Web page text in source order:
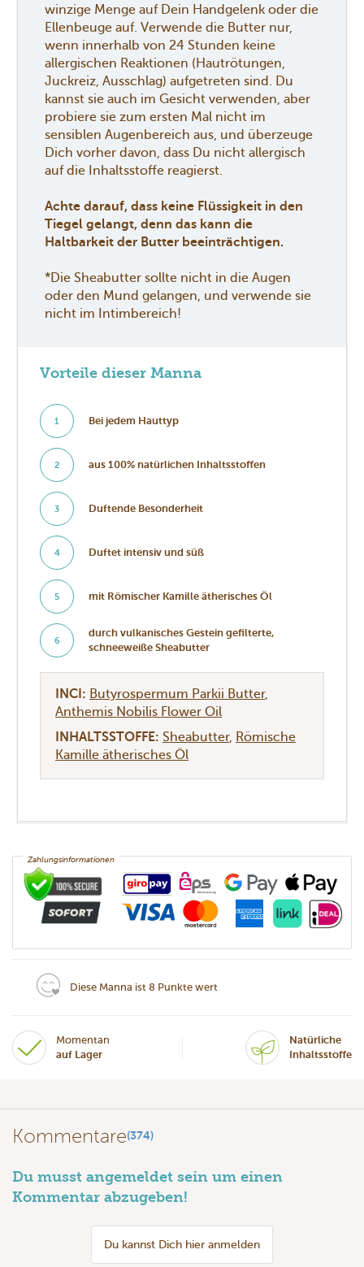
winzige Menge auf Dein Handgelenk oder die
Ellenbeuge auf. Verwende die Butter nur,
wenn innerhalb von 24 Stunden keine
allergischen Reaktionen (Hautrötungen,
Juckreiz, Ausschlag) aufgetreten sind. Du
kannst sie auch im Gesicht verwenden, aber
probiere sie zum ersten Mal nicht im
sensiblen Augenbereich aus, und überzeuge
Dich vorher davon, dass Du nicht allergisch
auf die Inhaltsstoffe reagierst.
Achte darauf, dass keine Flüssigkeit in den
Tiegel gelangt, denn das kann die
Haltbarkeit der Butter beeinträchtigen.
*Die Sheabutter sollte nicht in die Augen
oder den Mund gelangen, und verwende sie
nicht im Intimbereich!
Vorteile dieser Manna
1 Bei jedem Hauttyp
2 aus 100% natürlichen Inhaltsstoffen
3 Duftende Besonderheit
4 Duftet intensiv und süß
5 mit Römischer Kamille ätherisches Öl
6
durch vulkanisches Gestein gefilterte,
schneeweiße Sheabutter
INCI: Butyrospermum Parkii Butter
Anthemis Nobilis Flower Oil
INHALTSSTOFFE: Sheabutter Römische
Kamille ätherisches Öl
Zahlungsinformationen
Diese Manna ist 8 Punkte wert
Momentan
auf Lager
Natürliche
Inhaltsstoffe
Kommentare(374)
Du musst angemeldet sein um einen
Kommentar abzugeben!
Du kannst Dich hier anmelden